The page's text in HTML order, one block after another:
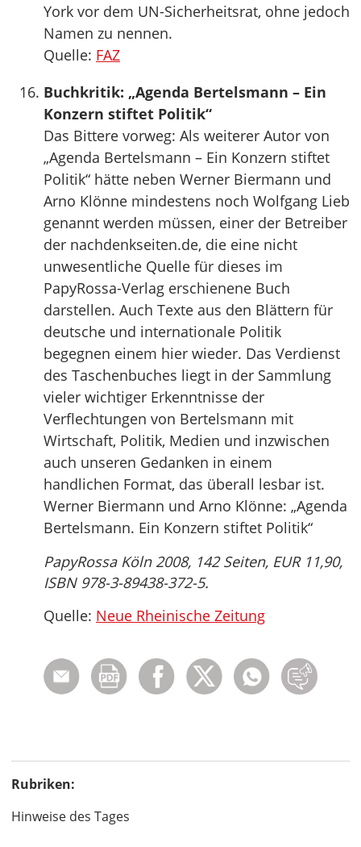
York vor dem UN-Sicherheitsrat, ohne jedoch
Namen zu nennen.
Quelle: FAZ
Buchkritik: „Agenda Bertelsmann – Ein
Konzern stiftet Politik“
Das Bittere vorweg: Als weiterer Autor von
„Agenda Bertelsmann – Ein Konzern stiftet
Politik“ hätte neben Werner Biermann und
Arno Klönne mindestens noch Wolfgang Lieb
genannt werden müssen, einer der Betreiber
der nachdenkseiten.de, die eine nicht
unwesentliche Quelle für dieses im
PapyRossa-Verlag erschienene Buch
darstellen. Auch Texte aus den Blättern für
deutsche und internationale Politik
begegnen einem hier wieder. Das Verdienst
des Taschenbuches liegt in der Sammlung
vieler wichtiger Erkenntnisse der
Verflechtungen von Bertelsmann mit
Wirtschaft, Politik, Medien und inzwischen
auch unseren Gedanken in einem
handlichen Format, das überall lesbar ist.
Werner Biermann und Arno Klönne: „Agenda
Bertelsmann. Ein Konzern stiftet Politik“
PapyRossa Köln 2008, 142 Seiten, EUR 11,90,
ISBN 978-3-89438-372-5.
Quelle: Neue Rheinische Zeitung
Rubriken:
Hinweise des Tages